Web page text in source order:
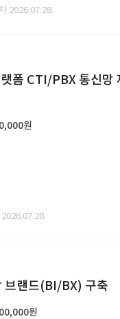
2026.07.28.
폼 CTI/PBX 통신망
원
브랜드(BI/BX) 구축
원